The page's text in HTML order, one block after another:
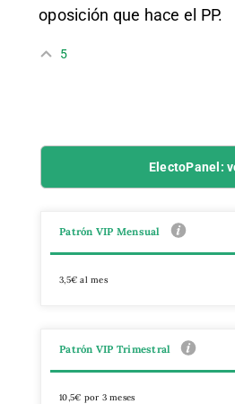
oposición que hace el PP.
5
ElectoPanel:
Patrón VIP Mensual
3,5€ al mes
Patrón VIP Trimestral
10,5€ por 3 meses